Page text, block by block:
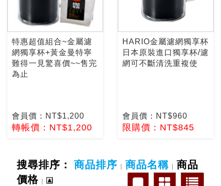
特惠超值組合~金屬濾
網獨享杯+黃金曼特寧
難得一見驚喜價~~售完
為止
會員價：NT$1,200
轉帳價：NT$1,200
HARIO金屬濾網獨享杯
日本原裝進口獨享杯/濾
網可不斷清洗重複使
會員價：NT$960
限購價：NT$845
搜尋排序： 商品排序 | 商品名稱 | 商品
價格 |